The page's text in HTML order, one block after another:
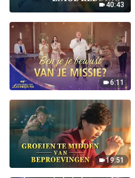
40:43
6:11
19:51